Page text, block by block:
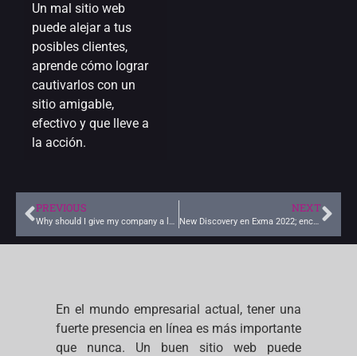
Un mal sitio web
puede alejar a tus
posibles clientes,
aprende cómo lograr
cautivarlos con un
sitio amigable,
efectivo y que lleve a
la acción.
PREVIOUS
Why should I give my company a logo?
NEXT
New Discovery en Exma 2022; encuentro de marketing y negocios
En el mundo empresarial actual, tener una
fuerte presencia en línea es más importante
que nunca. Un buen sitio web puede